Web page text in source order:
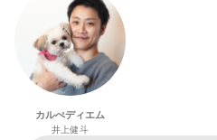
カルぺディエム
井上健斗